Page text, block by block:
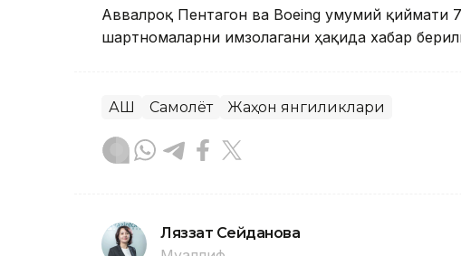
Аввалроқ Пентагон ва Boeing умумий қиймати
шартномаларни имзолагани ҳақида хабар
АҚШ Самолёт Жаҳон янгиликлари
Ляззат Сейданова